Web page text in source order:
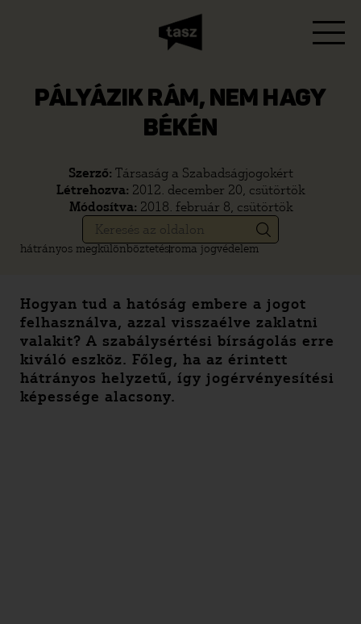
PÁLYÁZIK RÁM, NEM HAGY
BÉKÉN
Szerző: Társaság a Szabadságjogokért
Létrehozva: 2012. december 20, csütörtök
Módosítva: 2018. február 8, csütörtök
hátrányos megkülönböztetésroma jogvédelem
Hogyan tud a hatóság embere a jogot
felhasználva, azzal visszaélve zaklatni
valakit? A szabálysértési bírságolás erre
kiváló eszköz. Főleg, ha az érintett
hátrányos helyzetű, így jogérvényesítési
képessége alacsony.